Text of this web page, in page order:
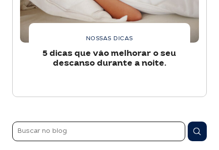
NOSSAS DICAS
5 dicas que vão melhorar o seu
descanso durante a noite.
Pesquisar